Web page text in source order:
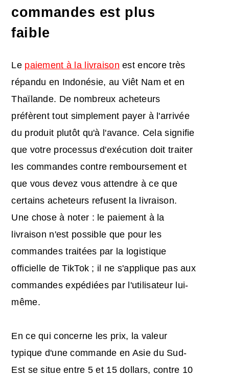
commandes est plus
faible
Le paiement à la livraison est encore très
répandu en Indonésie, au Viêt Nam et en
Thaïlande. De nombreux acheteurs
préfèrent tout simplement payer à l'arrivée
du produit plutôt qu'à l'avance. Cela signifie
que votre processus d'exécution doit traiter
les commandes contre remboursement et
que vous devez vous attendre à ce que
certains acheteurs refusent la livraison.
Une chose à noter : le paiement à la
livraison n'est possible que pour les
commandes traitées par la logistique
officielle de TikTok ; il ne s'applique pas aux
commandes expédiées par l'utilisateur lui-
même.
En ce qui concerne les prix, la valeur
typique d'une commande en Asie du Sud-
Est se situe entre 5 et 15 dollars, contre 10